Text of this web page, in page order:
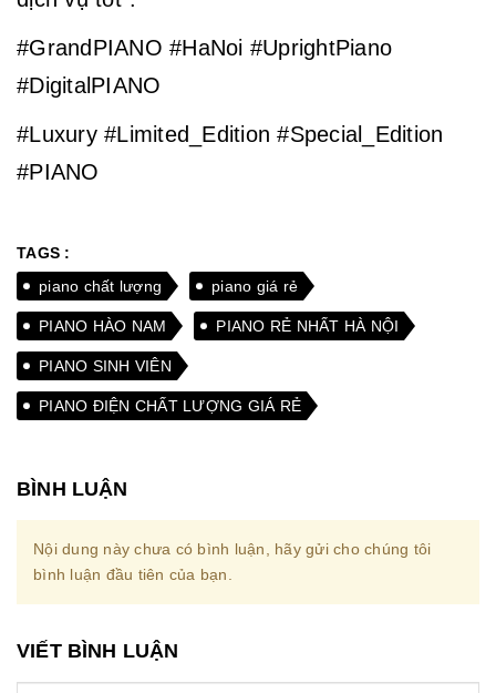
#GrandPIANO #HaNoi #UprightPiano
#DigitalPIANO
#Luxury #Limited_Edition #Special_Edition
#PIANO
TAGS :
piano chất lượng
piano giá rẻ
PIANO HÀO NAM PIANO RẺ NHẤT HÀ NỘI
PIANO SINH VIÊN
PIANO ĐIỆN CHẤT LƯỢNG GIÁ RẺ
BÌNH LUẬN
Nội dung này chưa có bình luận, hãy gửi cho chúng tôi
bình luận đầu tiên của bạn.
VIẾT BÌNH LUẬN